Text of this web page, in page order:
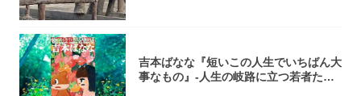
吉本ばなな『短いこの人生でいちばん大
事なもの』-人生の岐路に立つ若者たち